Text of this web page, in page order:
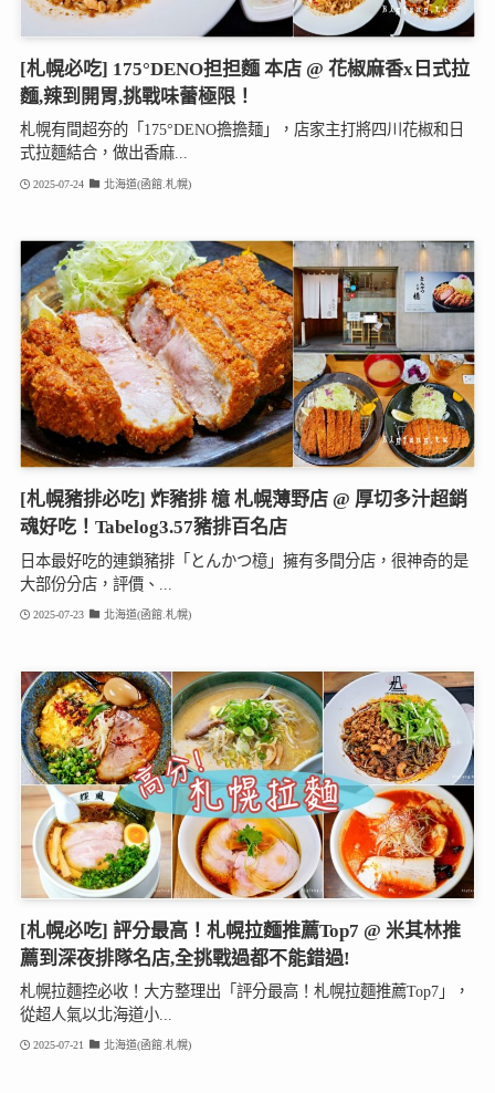
[札幌必吃] 175°DENO担担麵 本店 @ 花椒麻香x日式拉
麵,辣到開胃,挑戰味蕾極限！
札幌有間超夯的「175°DENO擔擔麺」，店家主打將四川花椒和日
式拉麵結合，做出香麻...
2025-07-24 北海道(函館.札幌)
[札幌豬排必吃] 炸豬排 檍 札幌薄野店 @ 厚切多汁超銷
魂好吃！Tabelog3.57豬排百名店
日本最好吃的連鎖豬排「とんかつ檍」擁有多間分店，很神奇的是
大部份分店，評價、...
2025-07-23 北海道(函館.札幌)
[札幌必吃] 評分最高！札幌拉麵推薦Top7 @ 米其林推
薦到深夜排隊名店,全挑戰過都不能錯過!
札幌拉麵控必收！大方整理出「評分最高！札幌拉麵推薦Top7」，
從超人氣以北海道小...
2025-07-21 北海道(函館.札幌)